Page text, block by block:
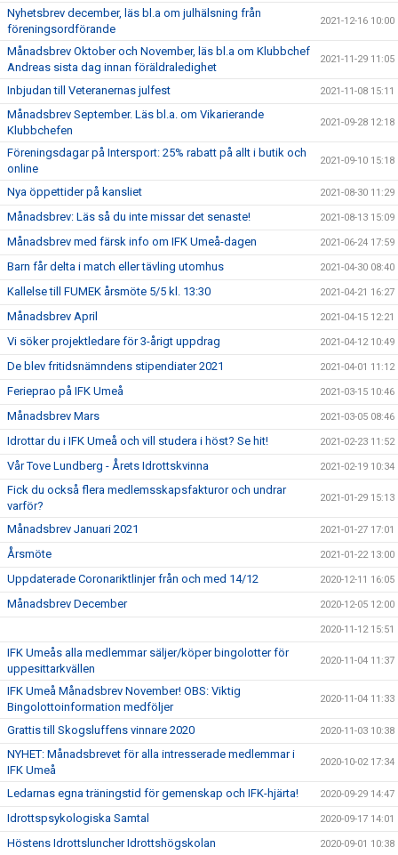
Nyhetsbrev december, läs bl.a om julhälsning från
föreningsordförande
2021-12-16 10:00
Månadsbrev Oktober och November, läs bl.a om Klubbchef
Andreas sista dag innan föräldraledighet
2021-11-29 11:05
Inbjudan till Veteranernas julfest 2021-11-08 15:11
Månadsbrev September. Läs bl.a. om Vikarierande
Klubbchefen
2021-09-28 12:18
Föreningsdagar på Intersport: 25% rabatt på allt i butik och
online
2021-09-10 15:18
Nya öppettider på kansliet 2021-08-30 11:29
Månadsbrev: Läs så du inte missar det senaste! 2021-08-13 15:09
Månadsbrev med färsk info om IFK Umeå-dagen 2021-06-24 17:59
Barn får delta i match eller tävling utomhus 2021-04-30 08:40
Kallelse till FUMEK årsmöte 5/5 kl. 13:30 2021-04-21 16:27
Månadsbrev April 2021-04-15 12:21
Vi söker projektledare för 3-årigt uppdrag 2021-04-12 10:49
De blev fritidsnämndens stipendiater 2021 2021-04-01 11:12
Ferieprao på IFK Umeå 2021-03-15 10:46
Månadsbrev Mars 2021-03-05 08:46
Idrottar du i IFK Umeå och vill studera i höst? Se hit! 2021-02-23 11:52
Vår Tove Lundberg - Årets Idrottskvinna 2021-02-19 10:34
Fick du också flera medlemsskapsfakturor och undrar
varför?
2021-01-29 15:13
Månadsbrev Januari 2021 2021-01-27 17:01
Årsmöte 2021-01-22 13:00
Uppdaterade Coronariktlinjer från och med 14/12 2020-12-11 16:05
Månadsbrev December 2020-12-05 12:00
2020-11-12 15:51
IFK Umeås alla medlemmar säljer/köper bingolotter för
uppesittarkvällen
2020-11-04 11:37
IFK Umeå Månadsbrev November! OBS: Viktig
Bingolottoinformation medföljer
2020-11-04 11:33
Grattis till Skogsluffens vinnare 2020 2020-11-03 10:38
NYHET: Månadsbrevet för alla intresserade medlemmar i
IFK Umeå
2020-10-02 17:34
Ledarnas egna träningstid för gemenskap och IFK-hjärta! 2020-09-29 14:47
Idrottspsykologiska Samtal 2020-09-17 14:01
Höstens Idrottsluncher Idrottshögskolan 2020-09-01 10:38